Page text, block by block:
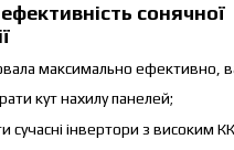
сонячної
максимально ефективно,
кут нахилу панелей;
сучасні інвертори з високим